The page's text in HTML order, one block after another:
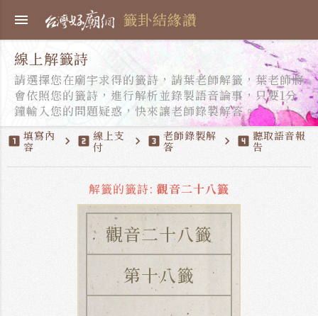
籤卦結緣讚
menu
線上解籤詩
請選擇您在廟宇求得的籤詩，請葉老師解籤，葉老師將
會依照您的籤詩，進行解析並錄製語音論事，只要1分
鐘輸入您的問題疑惑，快來讓老師錄製解答。
looks_one 填寫內
容
chevron_right looks_two 線上支
付
chevron_right looks_3 老師錄製解
答
chevron_right looks_4 聽取語音報
告
解籤的籤詩: 觀音二十八籤
觀音二十八籤
第十八籤